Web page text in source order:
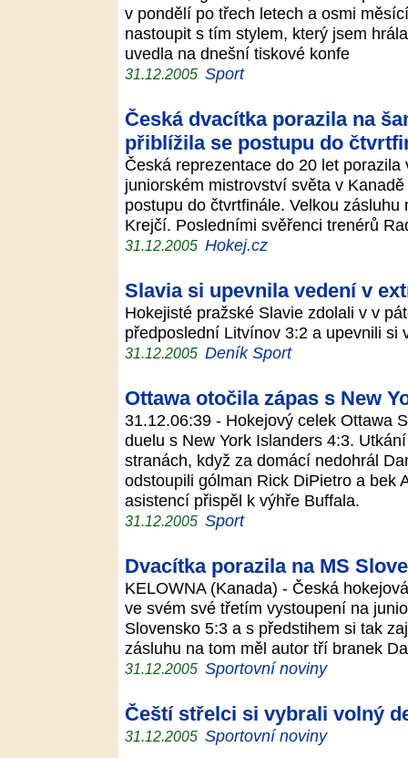
v pondělí po třech letech a osmi
nastoupit s tím stylem, který jsem
uvedla na dnešní tiskové konfe
31.12.2005 Sport
Česká dvacítka porazila na
přiblížila se postupu do
Česká reprezentace do 20 let
juniorském mistrovství světa v
postupu do čtvrtfinále. Velkou
Krejčí. Posledními svěřenci trenérů
31.12.2005 Hokej.cz
Slavia si upevnila vedení v
Hokejisté pražské Slavie zdolali v v
předposlední Litvínov 3:2 a upevnili si
31.12.2005 Deník Sport
Ottawa otočila zápas s New
31.12.06:39 - Hokejový celek Ottawa
duelu s New York Islanders 4:3.
stranách, když za domácí nedohrál
odstoupili gólman Rick DiPietro a bek
asistencí přispěl k výhře Buffala.
31.12.2005 Sport
Dvacítka porazila na MS
KELOWNA (Kanada) - Česká
ve svém své třetím vystoupení na
Slovensko 5:3 a s předstihem si tak
zásluhu na tom měl autor tří branek
31.12.2005 Sportovní noviny
Čeští střelci si vybrali volný
31.12.2005 Sportovní noviny